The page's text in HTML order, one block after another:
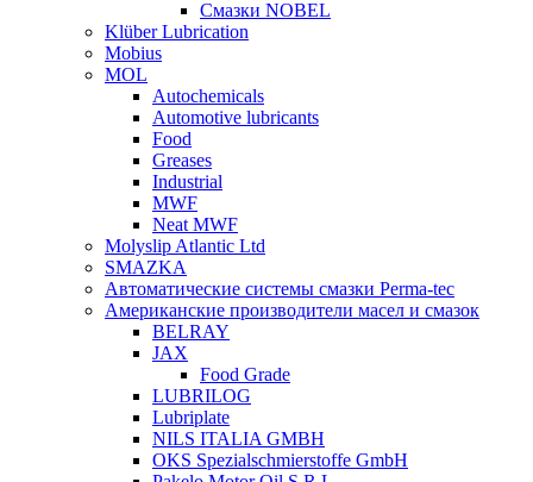
Смазки NOBEL
Klüber Lubrication
Mobius
MOL
Autochemicals
Automotive lubricants
Food
Greases
Industrial
MWF
Neat MWF
Molyslip Atlantic Ltd
SMAZKA
Автоматические системы смазки Perma-tec
Американские производители масел и смазок
BELRAY
JAX
Food Grade
LUBRILOG
Lubriplate
NILS ITALIA GMBH
OKS Spezialschmierstoffe GmbH